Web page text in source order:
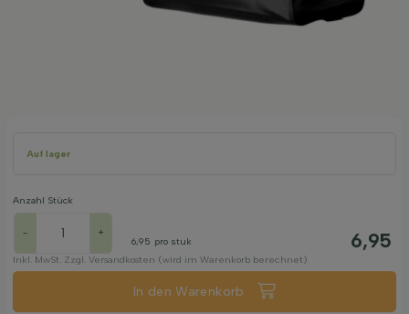
Auf lager
Anzahl Stück
- +
6,95 pro stuk 6,95
Inkl. MwSt. Zzgl. Versandkosten (wird im Warenkorb berechnet)
In den Warenkorb